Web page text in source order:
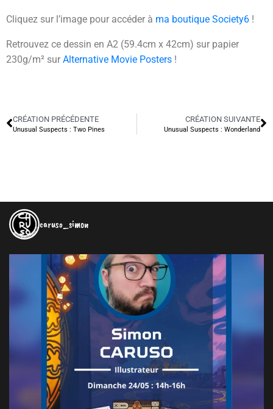
Cliquez sur l’image pour accéder à ma boutique Society6 !
Retrouvez ce dessin en A2 (59.4cm x 42cm) sur papier
230g/m² sur Alternative Movie Posters !
CRÉATION PRÉCÉDENTE
Unusual Suspects : Two Pines
CRÉATION SUIVANTE
Unusual Suspects : Wonderland
caruso_simon